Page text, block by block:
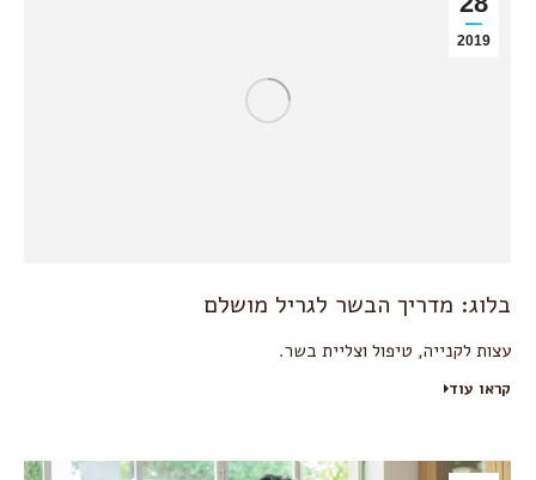
2019
בלוג: מדריך הבשר לגריל מושלם
עצות לקנייה, טיפול וצליית בשר.
קראו עוד